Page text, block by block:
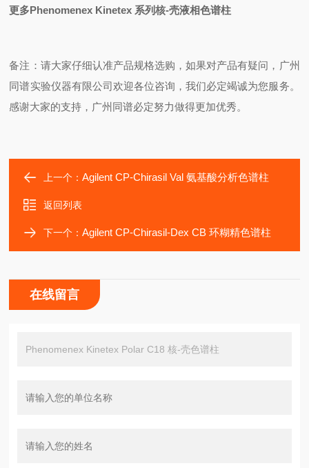
更多Phenomenex Kinetex 系列核-壳液相色谱柱
备注：请大家仔细认准产品规格选购，如果对产品有疑问，广州
同谱实验仪器有限公司欢迎各位咨询，我们必定竭诚为您服务。
感谢大家的支持，广州同谱必定努力做得更加优秀。
上一个：Agilent CP-Chirasil Val 氨基酸分析色谱柱
返回列表
下一个：Agilent CP-Chirasil-Dex CB 环糊精色谱柱
在线留言